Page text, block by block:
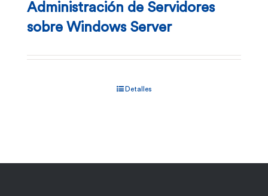
Administración de Servidores
sobre Windows Server
Detalles